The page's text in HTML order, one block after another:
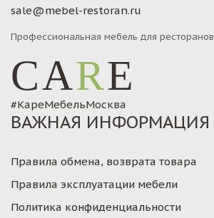
sale@mebel-restoran.ru
Профессиональная мебель для ресторанов
CARE
#КареМебельМосква
ВАЖНАЯ ИНФОРМАЦИЯ
Правила обмена, возврата товара
Правила эксплуатации мебели
Политика конфиденциальности